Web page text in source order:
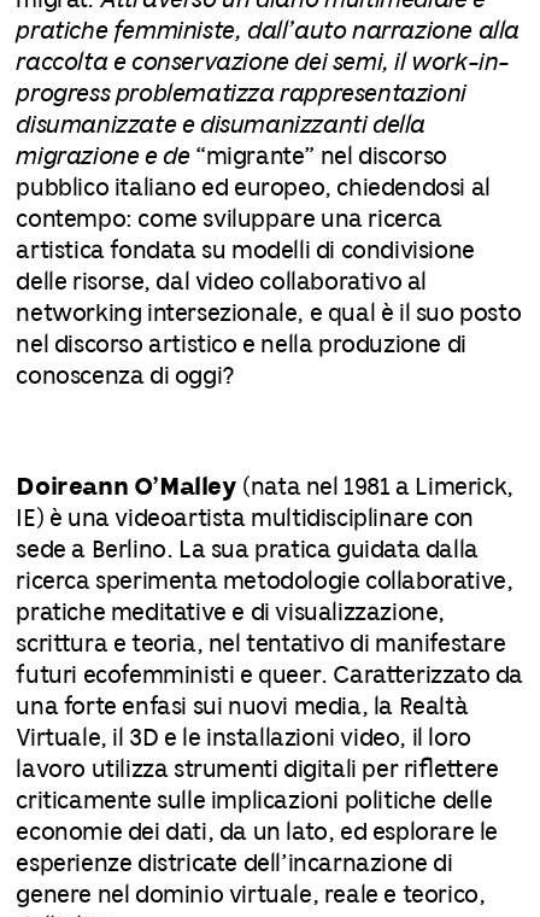
pratiche femministe, dall’auto narrazione alla
raccolta e conservazione dei semi, il work-in-
progress problematizza rappresentazioni
disumanizzate e disumanizzanti della
migrazione e de“migrante” nel discorso
pubblico italiano ed europeo, chiedendosi al
contempo: come sviluppare una ricerca
artistica fondata su modelli di condivisione
delle risorse, dal video collaborativo al
networking intersezionale, e qual è il suo posto
nel discorso artistico e nella produzione di
conoscenza di oggi?
Doireann O’Malley (nata nel 1981 a Limerick,
IE) è una videoartista multidisciplinare con
sede a Berlino. La sua pratica guidata dalla
ricerca sperimenta metodologie collaborative,
pratiche meditative e di visualizzazione,
scrittura e teoria, nel tentativo di manifestare
futuri ecofemministi e queer. Caratterizzato da
una forte enfasi sui nuovi media, la Realtà
Virtuale, il 3D e le installazioni video, il loro
lavoro utilizza strumenti digitali per riflettere
criticamente sulle implicazioni politiche delle
economie dei dati, da un lato, ed esplorare le
esperienze districate dell’incarnazione di
genere nel dominio virtuale, reale e teorico,